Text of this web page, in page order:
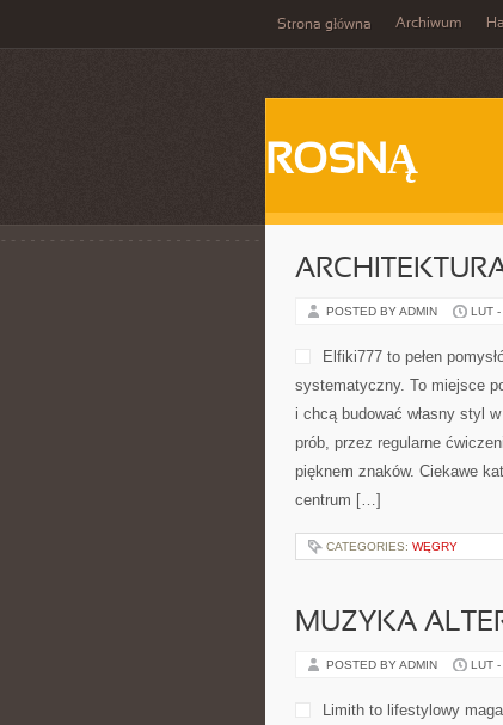
Strona główna Archiwum
ROSNĄ
POSTED BY ADMIN LUT
Elfiki777 to pełen
systematyczny. To miejsce
i chcą budować własny styl
prób, przez regularne
pięknem znaków. Ciekawe
centrum […]
CATEGORIES: WĘGRY
MUZYKA
POSTED BY ADMIN LUT
Limith to lifestylowy